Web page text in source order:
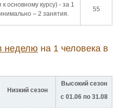
основному курсу) - за 1
– 2 занятия.
55
неделю на 1 человека в
Низкий сезон
Высокий сезон
с 01.06 по 31.08